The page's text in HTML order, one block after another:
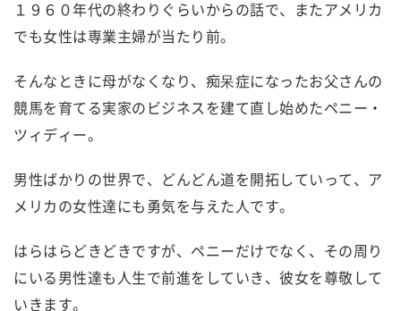
１９６０年代の終わりぐらいからの話で、またアメリカ
でも女性は専業主婦が当たり前。
そんなときに母がなくなり、痴呆症になったお父さんの
競馬を育てる実家のビジネスを建て直し始めたペニー・
ツィディー。
男性ばかりの世界で、どんどん道を開拓していって、ア
メリカの女性達にも勇気を与えた人です。
はらはらどきどきですが、ペニーだけでなく、その周り
にいる男性達も人生で前進をしていき、彼女を尊敬して
いきます。